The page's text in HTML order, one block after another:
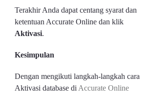
Terakhir Anda dapat centang syarat dan
ketentuan Accurate Online dan klik
Aktivasi.
Kesimpulan
Dengan mengikuti langkah-langkah cara
Aktivasi database di Accurate Online